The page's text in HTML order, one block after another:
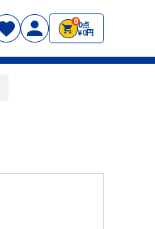
00点
¥0円